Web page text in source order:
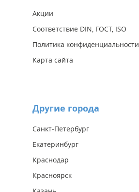
Акции
Соответствие DIN, ГОСТ, ISO
Политика конфиденциальности
Карта сайта
Другие города
Санкт-Петербург
Екатеринбург
Краснодар
Красноярск